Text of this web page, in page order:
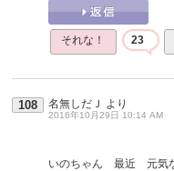
それな！ 23
108 名無しだＪ より
2016年10月29日 10:14 AM
いのちゃん 最近 元気